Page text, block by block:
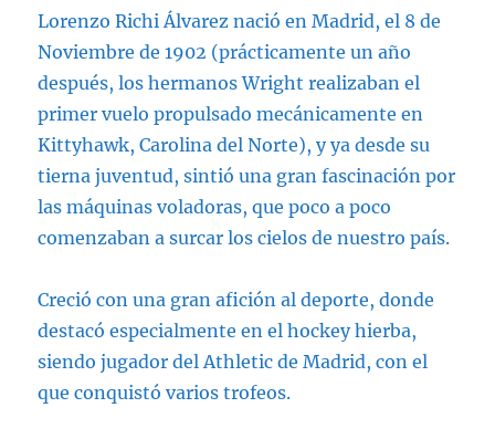
Lorenzo Richi Álvarez nació en Madrid, el 8 de
Noviembre de 1902 (prácticamente un año
después, los hermanos Wright realizaban el
primer vuelo propulsado mecánicamente en
Kittyhawk, Carolina del Norte), y ya desde su
tierna juventud, sintió una gran fascinación por
las máquinas voladoras, que poco a poco
comenzaban a surcar los cielos de nuestro país.
Creció con una gran afición al deporte, donde
destacó especialmente en el hockey hierba,
siendo jugador del Athletic de Madrid, con el
que conquistó varios trofeos.